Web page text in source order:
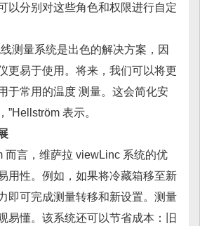
以分别对这些角色和权限进行自定
量系统是出色的解决方案，因
更易于使用。将来，我们可以将更
于常用的温度 测量。这会简化安
表示。
言，维萨拉 viewLinc 系统的优
用性。例如，如果将冷藏箱移至新
即可完成测量转移和新设置。测量
易懂。该系统还可以节省成本：旧